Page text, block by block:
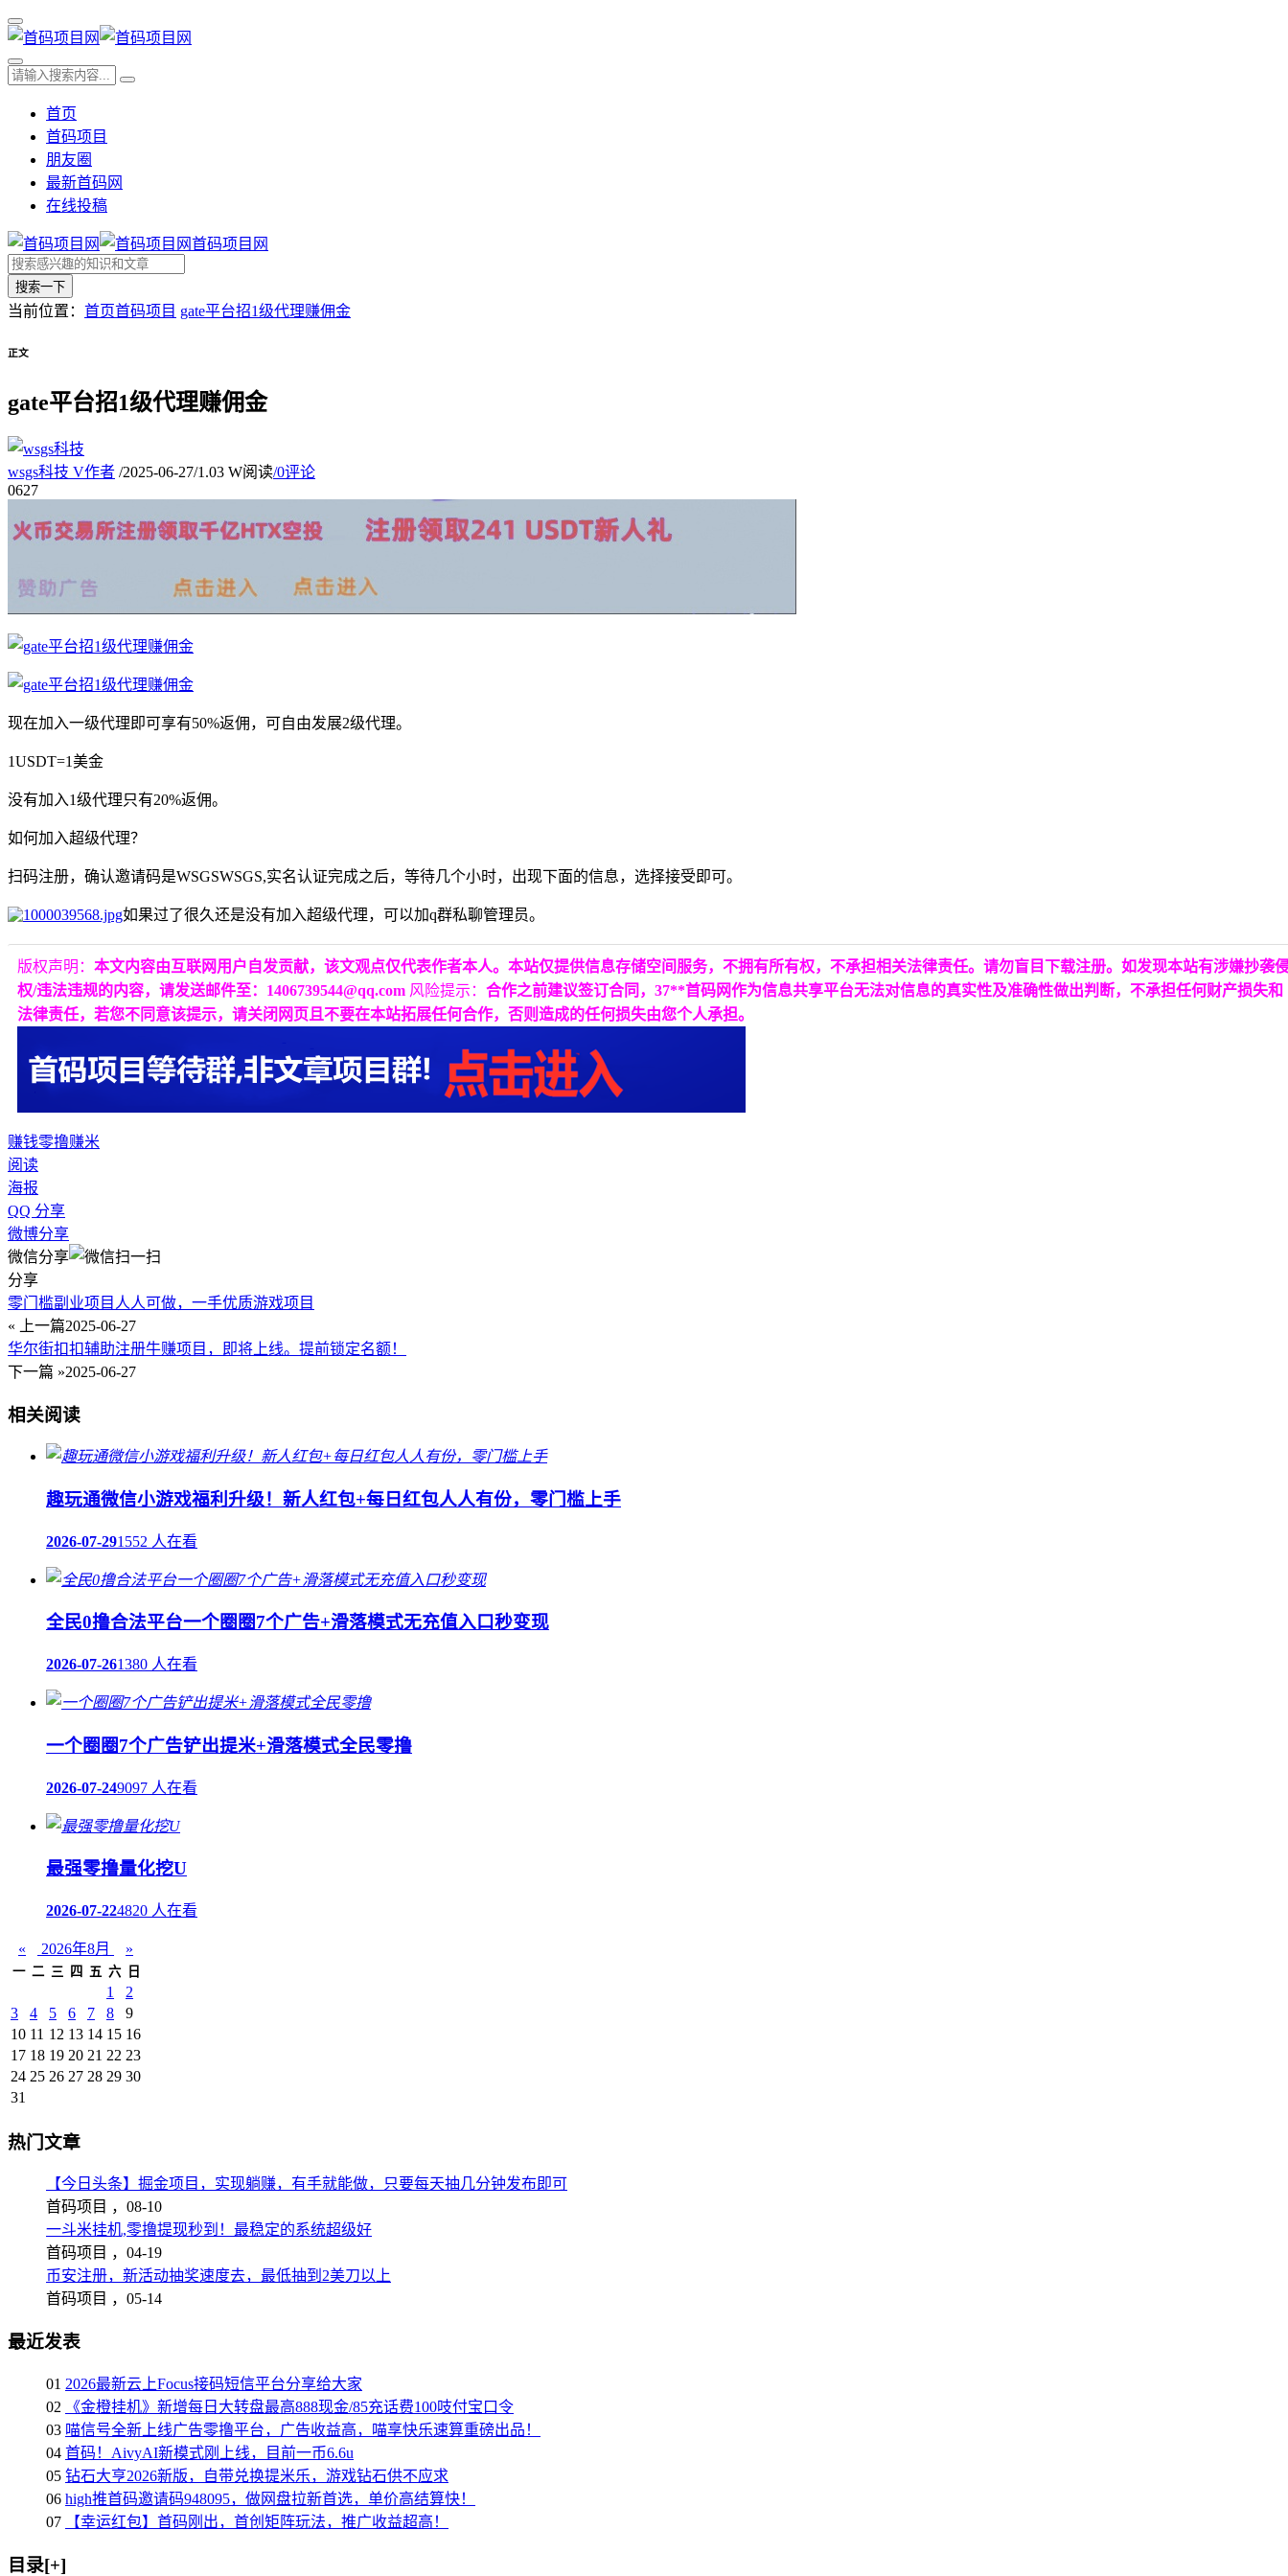
首页
首码项目
朋友圈
最新首码网
在线投稿
首码项目网
搜索一下
当前位置： 首页首码项目 gate平台招1级代理赚佣金
正文
gate平台招1级代理赚佣金
wsgs科技 V作者 /2025-06-27/1.03 W阅读/0评论
0627
现在加入一级代理即可享有50%返佣，可自由发展2级代理。
1USDT=1美金
没有加入1级代理只有20%返佣。
如何加入超级代理？
扫码注册，确认邀请码是WSGSWSGS,实名认证完成之后，等待几个小时，出现下面的信息，选择接受即可。
如果过了很久还是没有加入超级代理，可以加q群私聊管理员。
版权声明： 本文内容由互联网用户自发贡献，该文观点仅代表作者本人。本站仅提供信息存储空间服务，不拥有所有权，不承担相关法律责任。请勿盲目下载注册。如发现本站有涉嫌抄袭
权/违法违规的内容，请发送邮件至：1406739544@qq.com 风险提示： 合作之前建议签订合同，37**首码网作为信息共享平台无法对信息的真实性及准确性做出判断，不承担任何财产损失和
法律责任，若您不同意该提示，请关闭网页且不要在本站拓展任何合作，否则造成的任何损失由您个人承担。
赚钱零撸赚米
阅读
海报
QQ 分享
微博分享
微信分享
分享
零门槛副业项目人人可做，一手优质游戏项目
« 上一篇2025-06-27
华尔街扣扣辅助注册牛赚项目，即将上线。提前锁定名额！
下一篇 »2025-06-27
相关阅读
趣玩通微信小游戏福利升级！新人红包+每日红包人人有份，零门槛上手
2026-07-291552 人在看
全民0撸合法平台一个圈圈7个广告+滑落模式无充值入口秒变现
2026-07-261380 人在看
一个圈圈7个广告铲出提米+滑落模式全民零撸
2026-07-249097 人在看
最强零撸量化挖U
2026-07-224820 人在看
« 2026年8月 »
一 二 三 四 五 六 日
1
2
3
4 5 6 7 8
9
10 11 12 13 14 15 16
17 18 19 20 21 22 23
24 25 26 27 28 29 30
31
热门文章
【今日头条】掘金项目，实现躺赚，有手就能做，只要每天抽几分钟发布即可
首码项目 ， 08-10
一斗米挂机,零撸提现秒到！最稳定的系统超级好
首码项目 ， 04-19
币安注册，新活动抽奖速度去，最低抽到2美刀以上
首码项目 ， 05-14
最近发表
01 2026最新云上Focus接码短信平台分享给大家
02
《金橙挂机》新增每日大转盘最高888现金/85充话费100吱付宝口令
03 喵信号全新上线广告零撸平台，广告收益高，喵享快乐速算重磅出品！
04 首码！AivyAI新模式刚上线，目前一币6.6u
05 钻石大亨2026新版，自带兑换提米乐，游戏钻石供不应求
06 high推首码邀请码948095，做网盘拉新首选，单价高结算快！
07
【幸运红包】首码刚出，首创矩阵玩法，推广收益超高！
目录[+]